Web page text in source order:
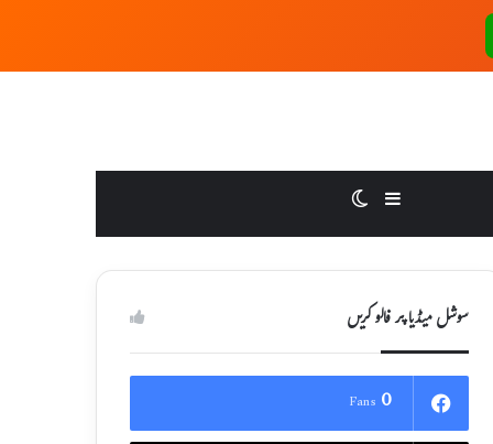
Sidebar
سوشل میڈیا پر فالو کریں
0
Fans